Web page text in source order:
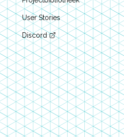
User Stories
Discord